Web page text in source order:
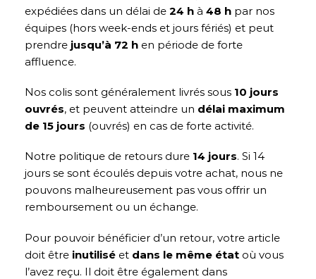
expédiées dans un délai de 24 h à 48 h par nos
équipes (hors week-ends et jours fériés) et peut
prendre jusqu’à 72 h en période de forte
affluence.
Nos colis sont généralement livrés sous 10 jours
ouvrés, et peuvent atteindre un délai maximum
de 15 jours (ouvrés) en cas de forte activité.
Notre politique de retours dure 14 jours. Si 14
jours se sont écoulés depuis votre achat, nous ne
pouvons malheureusement pas vous offrir un
remboursement ou un échange.
Pour pouvoir bénéficier d’un retour, votre article
doit être inutilisé et dans le même état où vous
l’avez reçu. Il doit être également dans